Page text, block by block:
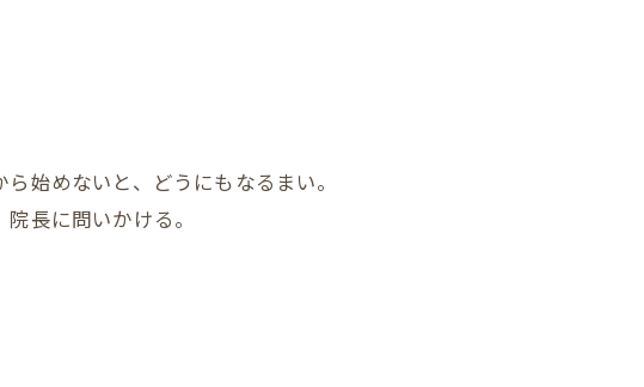
始めないと、どうにもなるまい。
長に問いかける。